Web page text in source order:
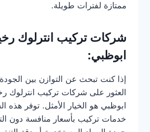
ممتازة لفترات طويلة.
شركات تركيب انترلوك
ابوظبي:
إذا كنت تبحث عن التوازن بين
العثور على شركات تركيب انترلوك
ابوظبي هو الخيار الأمثل. توفر هذه
خدمات تركيب بأسعار منافسة دون